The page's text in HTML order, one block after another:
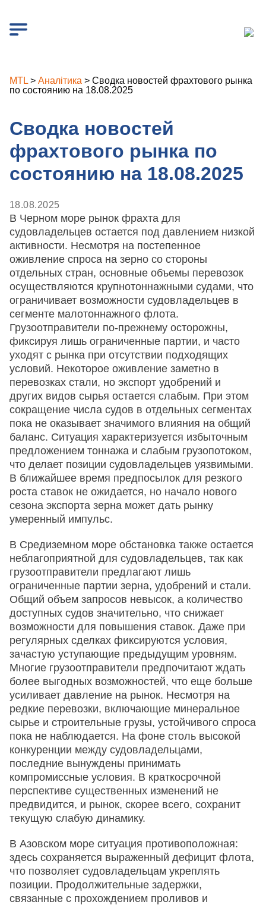
MTL > Аналітика > Сводка новостей фрахтового рынка
по состоянию на 18.08.2025
Сводка новостей
фрахтового рынка по
состоянию на 18.08.2025
18.08.2025
В Черном море рынок фрахта для
судовладельцев остается под давлением низкой
активности. Несмотря на постепенное
оживление спроса на зерно со стороны
отдельных стран, основные объемы перевозок
осуществляются крупнотоннажными судами, что
ограничивает возможности судовладельцев в
сегменте малотоннажного флота.
Грузоотправители по-прежнему осторожны,
фиксируя лишь ограниченные партии, и часто
уходят с рынка при отсутствии подходящих
условий. Некоторое оживление заметно в
перевозках стали, но экспорт удобрений и
других видов сырья остается слабым. При этом
сокращение числа судов в отдельных сегментах
пока не оказывает значимого влияния на общий
баланс. Ситуация характеризуется избыточным
предложением тоннажа и слабым грузопотоком,
что делает позиции судовладельцев уязвимыми.
В ближайшее время предпосылок для резкого
роста ставок не ожидается, но начало нового
сезона экспорта зерна может дать рынку
умеренный импульс.
В Средиземном море обстановка также остается
неблагоприятной для судовладельцев, так как
грузоотправители предлагают лишь
ограниченные партии зерна, удобрений и стали.
Общий объем запросов невысок, а количество
доступных судов значительно, что снижает
возможности для повышения ставок. Даже при
регулярных сделках фиксируются условия,
зачастую уступающие предыдущим уровням.
Многие грузоотправители предпочитают ждать
более выгодных возможностей, что еще больше
усиливает давление на рынок. Несмотря на
редкие перевозки, включающие минеральное
сырье и строительные грузы, устойчивого спроса
пока не наблюдается. На фоне столь высокой
конкуренции между судовладельцами,
последние вынуждены принимать
компромиссные условия. В краткосрочной
перспективе существенных изменений не
предвидится, и рынок, скорее всего, сохранит
текущую слабую динамику.
В Азовском море ситуация противоположная:
здесь сохраняется выраженный дефицит флота,
что позволяет судовладельцам укреплять
позиции. Продолжительные задержки,
связанные с прохождением проливов и